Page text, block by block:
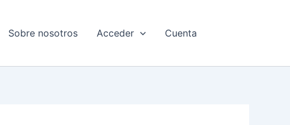
Sobre nosotros Acceder Cuenta